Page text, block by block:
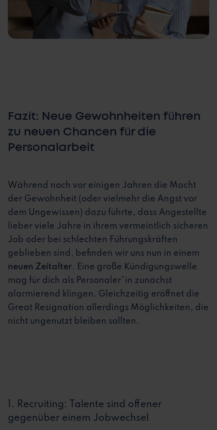
Fazit: Neue Gewohnheiten führen
zu neuen Chancen für die
Personalarbeit
Während noch vor einigen Jahren die Macht
der Gewohnheit (oder vielmehr die Angst vor
dem Ungewissen) dazu führte, dass Angestellte
lieber viele Jahre in ihrem vermeintlich sicheren
Job oder bei schlechten Führungskräften
geblieben sind, befinden wir uns nun in einem
neuen Zeitalter. Eine große Kündigungswelle
mag für dich als Personaler*in zunächst
alarmierend klingen. Gleichzeitig eröffnet die
Great Resignation allerdings Möglichkeiten, die
nicht ungenutzt bleiben sollten.
1. Recruiting: Talente sind offener
gegenüber einem Jobwechsel